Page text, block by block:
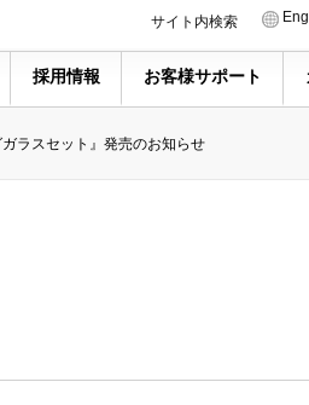
サイト内検索
採用情報 お客様サポート
ラスセット』発売のお知らせ